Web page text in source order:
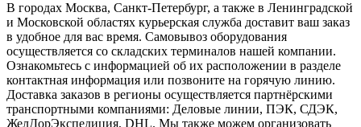
В городах Москва, Санкт-Петербург, а также в Ленинградской
и Московской областях курьерская служба доставит ваш заказ
в удобное для вас время. Самовывоз оборудования
осуществляется со складских терминалов нашей компании.
Ознакомьтесь с информацией об их расположении в разделе
контактная информация или позвоните на горячую линию.
Доставка заказов в регионы осуществляется партнёрскими
транспортными компаниями: Деловые линии, ПЭК, СДЭК,
ЖелДорЭкспедиция, DHL. Мы также можем организовать